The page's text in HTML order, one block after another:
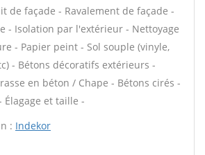
de façade - Ravalement de façade -
- Isolation par l'extérieur - Nettoyage
- Papier peint - Sol souple (vinyle,
- Bétons décoratifs extérieurs -
en béton / Chape - Bétons cirés -
et taille -
: Indekor